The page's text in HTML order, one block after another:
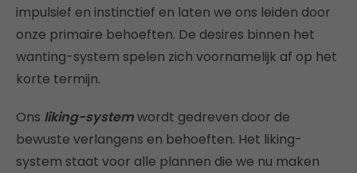
impulsief en instinctief en laten we ons leiden door
onze primaire behoeften. De desires binnen het
wanting-system spelen zich voornamelijk af op het
korte termijn.
Ons liking-systemwordt gedreven door de
bewuste verlangens en behoeften. Het liking-
system staat voor alle plannen die we nu maken